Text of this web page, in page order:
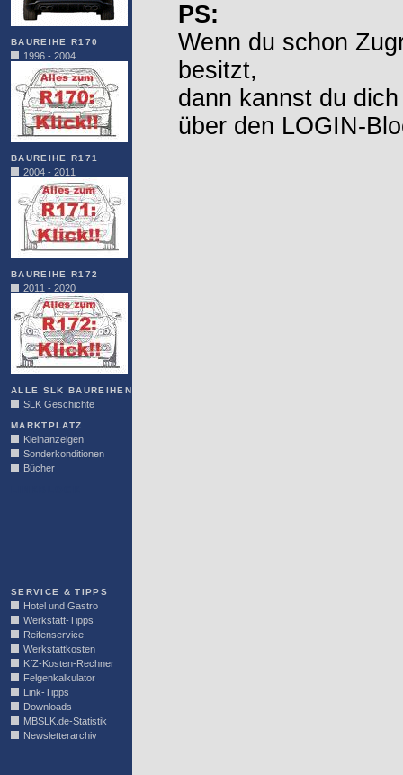
BAUREIHE R170
1996 - 2004
BAUREIHE R171
2004 - 2011
BAUREIHE R172
2011 - 2020
ALLE SLK BAUREIHEN
SLK Geschichte
MARKTPLATZ
Kleinanzeigen
Sonderkonditionen
Bücher
SERVICE & TIPPS
Hotel und Gastro
Werkstatt-Tipps
Reifenservice
Werkstattkosten
KfZ-Kosten-Rechner
Felgenkalkulator
Link-Tipps
Downloads
MBSLK.de-Statistik
Newsletterarchiv
PS:
Wenn du schon
besitzt,
dann kannst du
über den LOGIN-